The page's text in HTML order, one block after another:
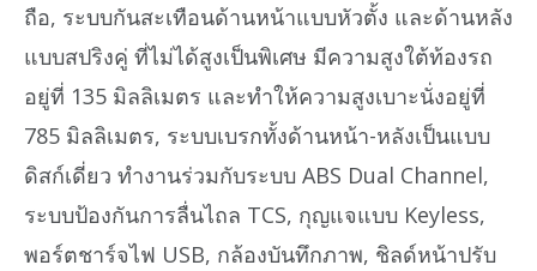
ถือ, ระบบกันสะเทือนด้านหน้าแบบหัวตั้ง และด้านหลัง
แบบสปริงคู่ ที่ไม่ได้สูงเป็นพิเศษ มีความสูงใต้ท้องรถ
อยู่ที่ 135 มิลลิเมตร และทำให้ความสูงเบาะนั่งอยู่ที่
785 มิลลิเมตร, ระบบเบรกทั้งด้านหน้า-หลังเป็นแบบ
ดิสก์เดี่ยว ทำงานร่วมกับระบบ ABS Dual Channel,
ระบบป้องกันการลื่นไถล TCS, กุญแจแบบ Keyless,
พอร์ตชาร์จไฟ USB, กล้องบันทึกภาพ, ชิลด์หน้าปรับ